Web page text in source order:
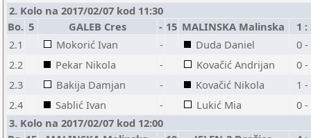
2. Kolo na 2017/02/07 kod 11:30
Bo. 5 GALEB Cres - 15 MALINSKA Malinska
1 :
2.1
Mokorić Ivan - Duda Daniel
0 -
2.2
Pekar Nikola - Kovačić Andrijan
0 -
2.3
Bakija Damjan - Kovačić Nikola
1 -
2.4
Sablić Ivan - Lukić Mia
0 -
3. Kolo na 2017/02/07 kod 12:00